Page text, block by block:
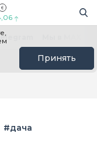
Принять
#дача